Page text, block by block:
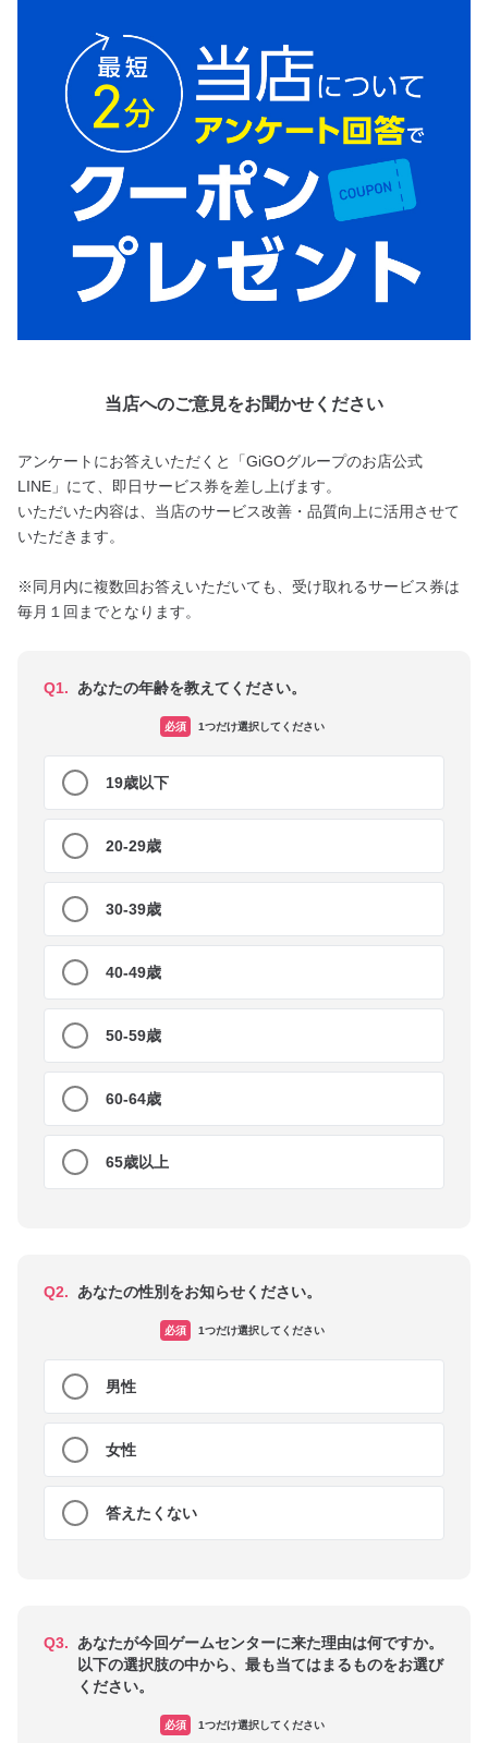
当店へのご意見をお聞かせください
アンケートにお答えいただくと「GiGOグループのお店公式
LINE」にて、即日サービス券を差し上げます。
いただいた内容は、当店のサービス改善・品質向上に活用させて
いただきます。
※同月内に複数回お答えいただいても、受け取れるサービス券は
Q1. あなたの年齢を教えてください。
必須 1つだけ選択してください
19歳以下
20-29歳
30-39歳
40-49歳
50-59歳
60-64歳
65歳以上
Q2. あなたの性別をお知らせください。
必須 1つだけ選択してください
男性
女性
答えたくない
Q3.
あなたが今回ゲームセンターに来た理由は何ですか。
以下の選択肢の中から、最も当てはまるものをお選び
ください。
必須 1つだけ選択してください